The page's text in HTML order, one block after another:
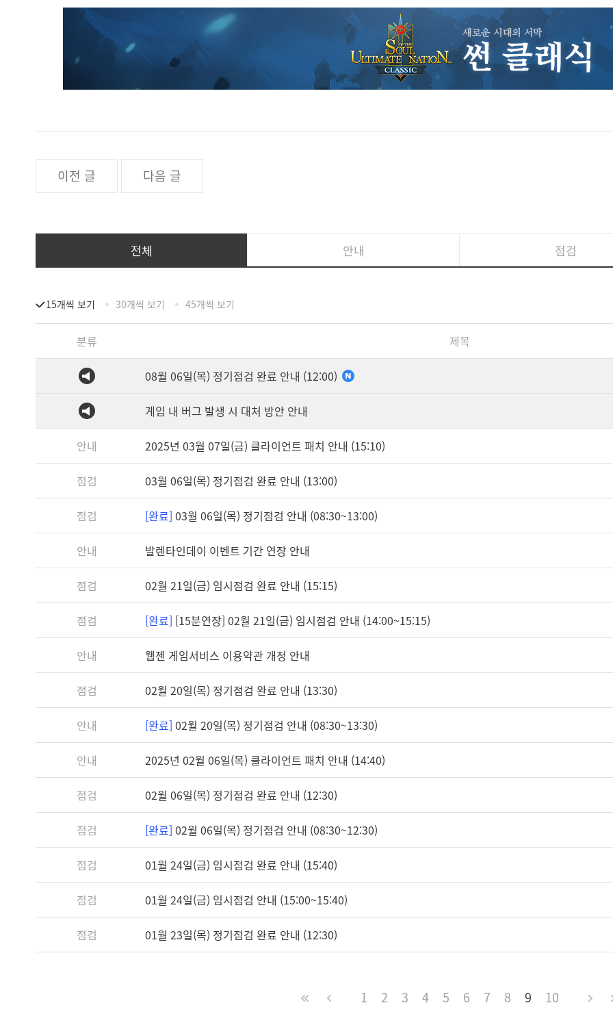
이전 글 다음 글
전체 안내 점검
15개씩 보기 30개씩 보기 45개씩 보기
분류 제목
08월 06일(목) 정기점검 완료 안내 (12:00)
게임 내 버그 발생 시 대처 방안 안내
안내 2025년 03월 07일(금) 클라이언트 패치 안내 (15:10)
점검 03월 06일(목) 정기점검 완료 안내 (13:00)
점검 [완료] 03월 06일(목) 정기점검 안내 (08:30~13:00)
안내 발렌타인데이 이벤트 기간 연장 안내
점검 02월 21일(금) 임시점검 완료 안내 (15:15)
점검 [완료] [15분연장] 02월 21일(금) 임시점검 안내 (14:00~15:15)
안내 웹젠 게임서비스 이용약관 개정 안내
점검 02월 20일(목) 정기점검 완료 안내 (13:30)
안내 [완료] 02월 20일(목) 정기점검 안내 (08:30~13:30)
안내 2025년 02월 06일(목) 클라이언트 패치 안내 (14:40)
점검 02월 06일(목) 정기점검 완료 안내 (12:30)
점검 [완료] 02월 06일(목) 정기점검 안내 (08:30~12:30)
점검 01월 24일(금) 임시점검 완료 안내 (15:40)
점검 01월 24일(금) 임시점검 안내 (15:00~15:40)
점검 01월 23일(목) 정기점검 완료 안내 (12:30)
1 2 3 4 5 6 7 8 9 10